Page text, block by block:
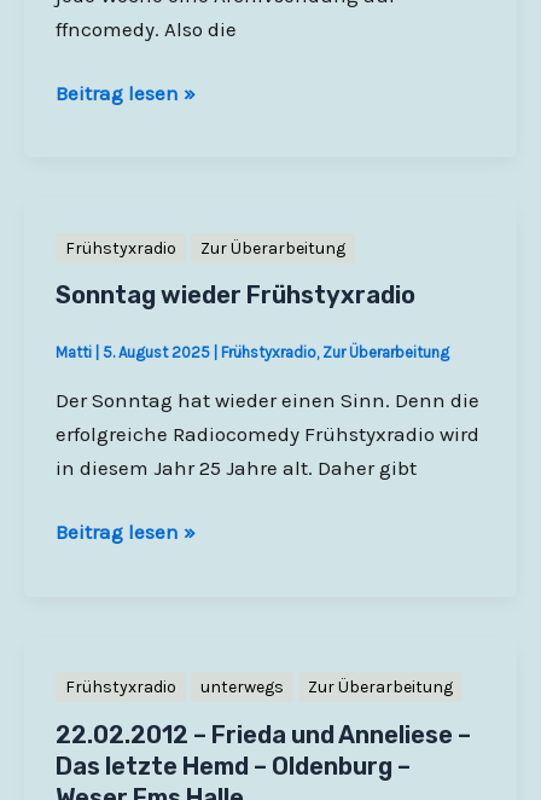
ffncomedy. Also die
Mein
Sinn
Beitrag lesen »
Frühstyxradio Zur Überarbeitung
Sonntag wieder Frühstyxradio
Matti 5. August 2025 Frühstyxradio, Zur Überarbeitung
Der Sonntag hat wieder einen Sinn. Denn die
erfolgreiche Radiocomedy Frühstyxradio wird
in diesem Jahr 25 Jahre alt. Daher gibt
Sonntag
Beitrag lesen »
Frühstyxradio unterwegs Zur Überarbeitung
22.02.2012 – Frieda und Anneliese –
Das letzte Hemd – Oldenburg –